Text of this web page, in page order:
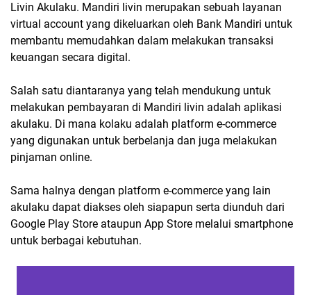
Livin Akulaku. Mandiri livin merupakan sebuah layanan
virtual account yang dikeluarkan oleh Bank Mandiri untuk
membantu memudahkan dalam melakukan transaksi
keuangan secara digital.
Salah satu diantaranya yang telah mendukung untuk
melakukan pembayaran di Mandiri livin adalah aplikasi
akulaku. Di mana kolaku adalah platform e-commerce
yang digunakan untuk berbelanja dan juga melakukan
pinjaman online.
Sama halnya dengan platform e-commerce yang lain
akulaku dapat diakses oleh siapapun serta diunduh dari
Google Play Store ataupun App Store melalui smartphone
untuk berbagai kebutuhan.